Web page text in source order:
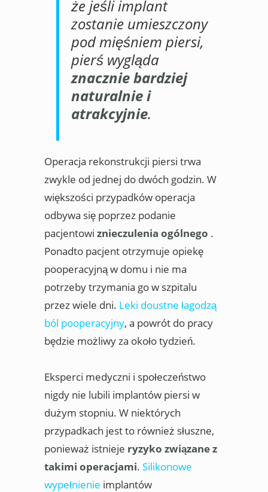
że jeśli implant
zostanie umieszczony
pod mięśniem piersi,
pierś wygląda
znacznie bardziej
naturalnie i
atrakcyjnie.
Operacja rekonstrukcji piersi trwa
zwykle od jednej do dwóch godzin. W
większości przypadków operacja
odbywa się poprzez podanie
pacjentowi znieczulenia ogólnego .
Ponadto pacjent otrzymuje opiekę
pooperacyjną w domu i nie ma
potrzeby trzymania go w szpitalu
przez wiele dni. Leki doustne łagodzą
ból pooperacyjny, a powrót do pracy
będzie możliwy za około tydzień.
Eksperci medyczni i społeczeństwo
nigdy nie lubili implantów piersi w
dużym stopniu. W niektórych
przypadkach jest to również słuszne,
ponieważ istnieje ryzyko związane z
takimi operacjami. Silikonowe
wypełnienie implantów